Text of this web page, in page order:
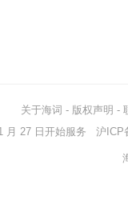
关于海词 - 版权声明 -
月 27 日开始服务 沪ICP